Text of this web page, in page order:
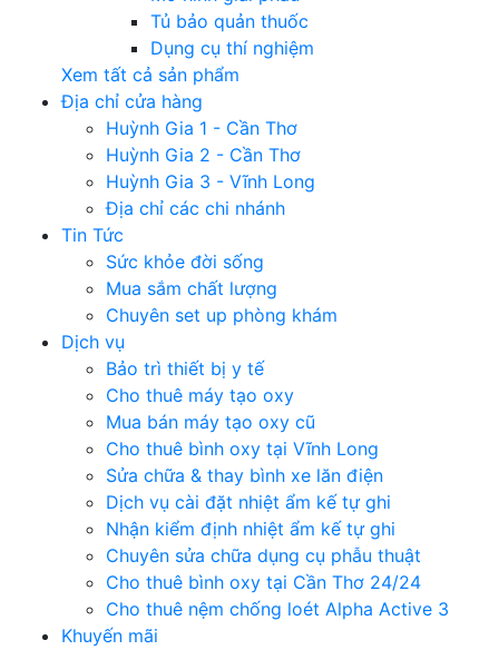
Tủ bảo quản thuốc
Dụng cụ thí nghiệm
Xem tất cả sản phẩm
Địa chỉ cửa hàng
Huỳnh Gia 1 - Cần Thơ
Huỳnh Gia 2 - Cần Thơ
Huỳnh Gia 3 - Vĩnh Long
Địa chỉ các chi nhánh
Tin Tức
Sức khỏe đời sống
Mua sắm chất lượng
Chuyên set up phòng khám
Dịch vụ
Bảo trì thiết bị y tế
Cho thuê máy tạo oxy
Mua bán máy tạo oxy cũ
Cho thuê bình oxy tại Vĩnh Long
Sửa chữa & thay bình xe lăn điện
Dịch vụ cài đặt nhiệt ẩm kế tự ghi
Nhận kiểm định nhiệt ẩm kế tự ghi
Chuyên sửa chữa dụng cụ phẫu thuật
Cho thuê bình oxy tại Cần Thơ 24/24
Cho thuê nệm chống loét Alpha Active 3
Khuyến mãi